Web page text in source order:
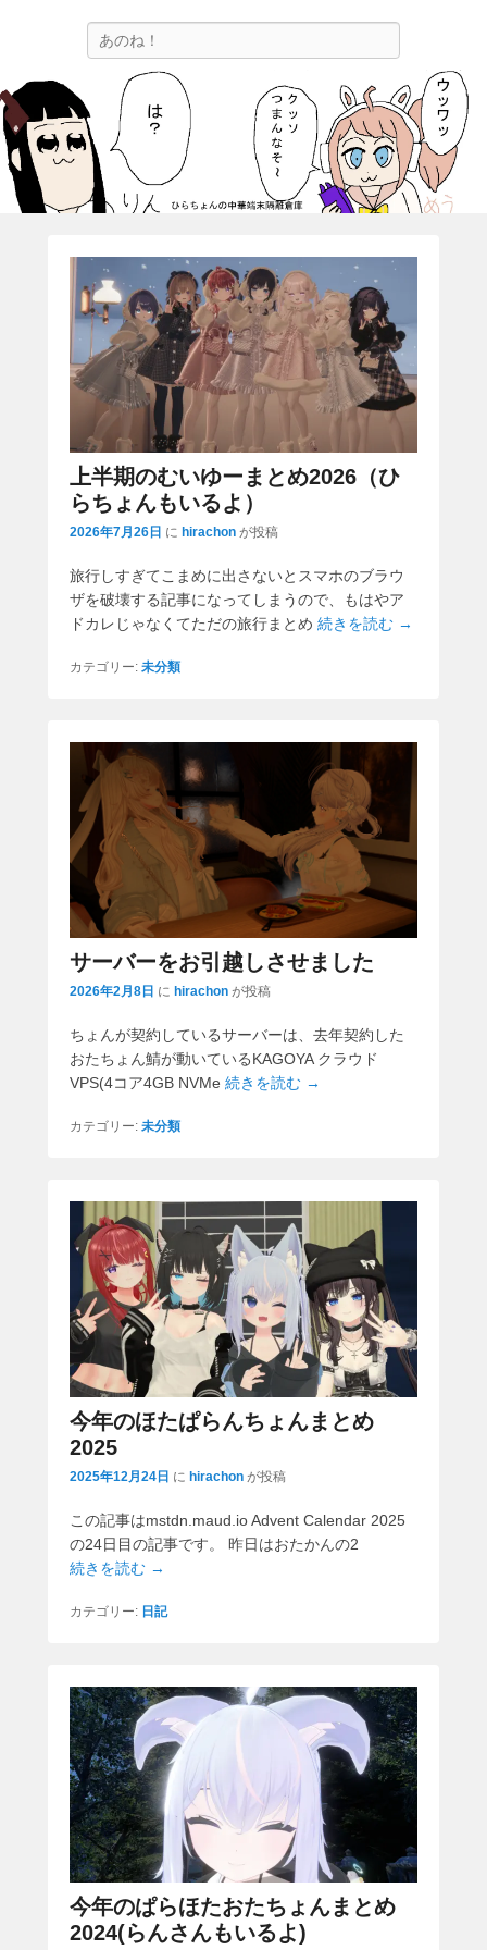
ひらちょんの中華端末隔離倉庫
ほたがページ上部にある検索バーを消してくれたサイトです。
上半期のむいゆーまとめ2026（ひ
らちょんもいるよ）
2026年7月26日 に hirachon が投稿
旅行しすぎてこまめに出さないとスマホのブラウ
ザを破壊する記事になってしまうので、もはやア
ドカレじゃなくてただの旅行まとめ 続きを読む →
カテゴリー: 未分類
サーバーをお引越しさせました
2026年2月8日 に hirachon が投稿
ちょんが契約しているサーバーは、去年契約した
おたちょん鯖が動いているKAGOYA クラウド
VPS(4コア4GB NVMe 続きを読む →
カテゴリー: 未分類
今年のほたぱらんちょんまとめ
2025
2025年12月24日 に hirachon が投稿
この記事はmstdn.maud.io Advent Calendar 2025
の24日目の記事です。 昨日はおたかんの2
続きを読む →
カテゴリー: 日記
今年のぱらほたおたちょんまとめ
2024(らんさんもいるよ)